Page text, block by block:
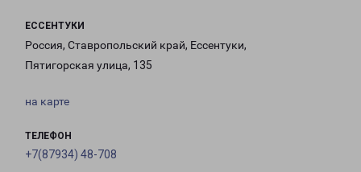
ЕССЕНТУКИ
Россия, Ставропольский край, Ессентуки,
Пятигорская улица, 135
на карте
ТЕЛЕФОН
+7(87934) 48-708